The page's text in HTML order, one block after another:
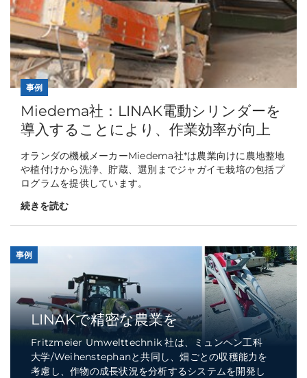
事例
Miedema社：LINAK電動シリンダーを
導入することにより、作業効率が向上
オランダの機械メーカーMiedema社*は農業向けに農地整地
や植付けから洗浄、貯蔵、選別までジャガイモ栽培の包括プ
ログラムを提供しています。
続きを読む
事例
LINAKで精密な農業を
Fritzmeier Umwelttechnik 社は、ミュンヘン工科
大学/Weihenstephanと共同し、畑ごとの収穫能力を
考慮し、作物の成長状況を分析するシステムを開発し